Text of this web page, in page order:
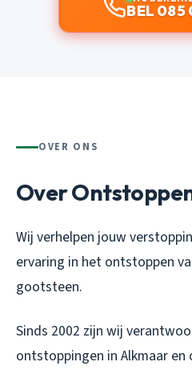
BEL 085
OVER ONS
Over
Wij verhelpen jouw
ervaring in het ontstoppen
gootsteen.
Sinds 2002 zijn wij
ontstoppingen in Alkmaar